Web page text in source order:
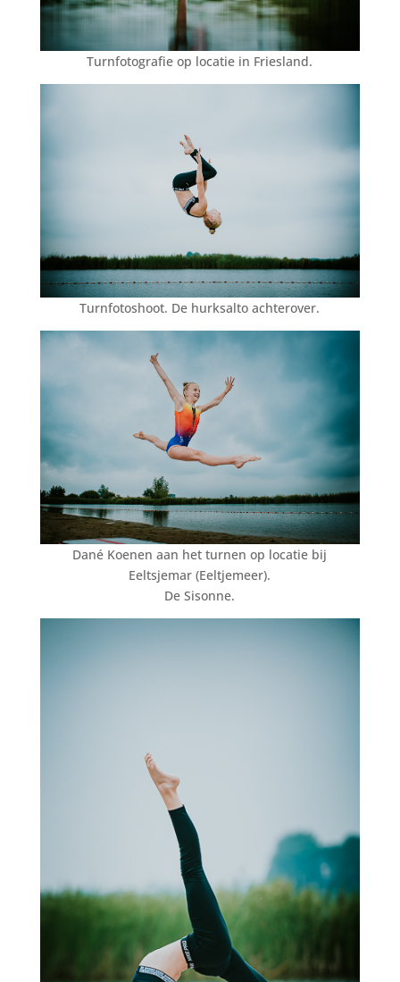
Turnfotografie op locatie in Friesland.
Turnfotoshoot. De hurksalto achterover.
Dané Koenen aan het turnen op locatie bij
Eeltsjemar (Eeltjemeer).
De Sisonne.